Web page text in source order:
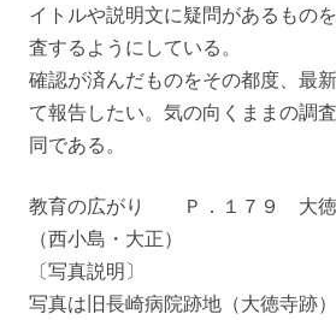
イトルや説明文に疑問があるもの
査するようにしている。
確認が済んだものをその都度、最
て報告したい。気の向くままの調
同である。
教育の広がり Ｐ．１７９ 大徳
（西小島・大正）
〔写真説明〕
写真は旧長崎病院跡地（大徳寺跡